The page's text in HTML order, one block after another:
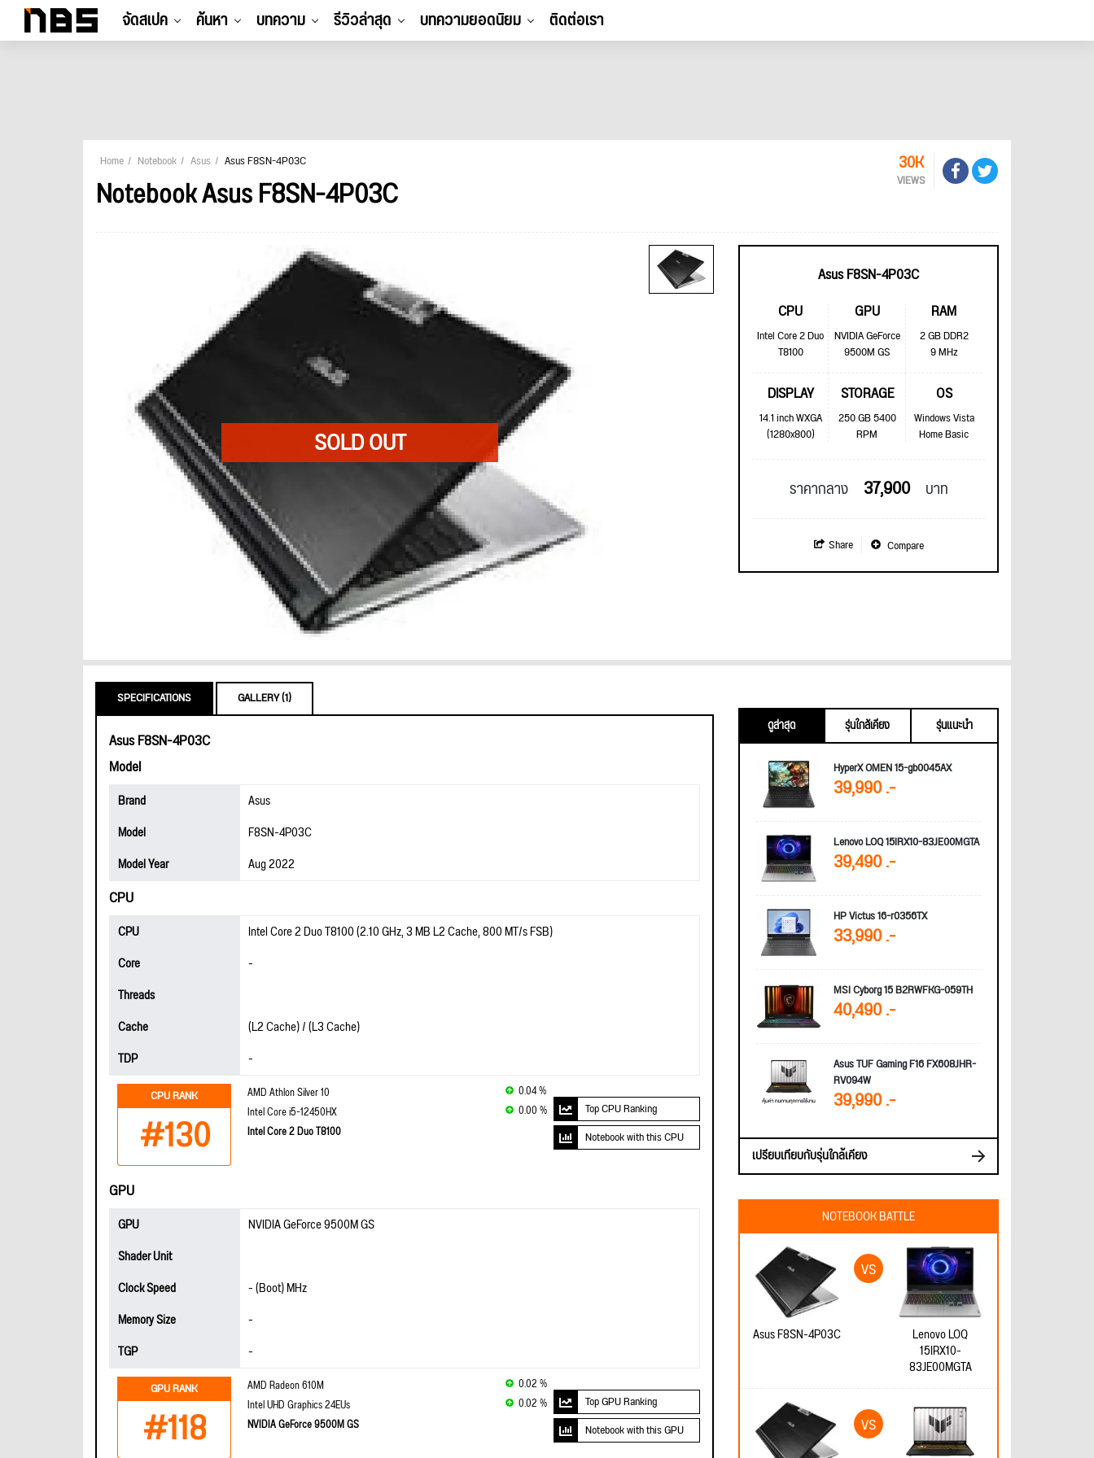
จัดสเปค ค้นหา บทความ รีวิวล่าสุด บทความยอดนิยม ติดต่อเรา
Home Notebook Asus Asus F8SN-4P03C
Notebook Asus F8SN-4P03C
30K
VIEWS
Asus F8SN-4P03C
CPU
Intel Core 2 Duo
T8100
GPU
NVIDIA GeForce
9500M GS
RAM
2 GB DDR2
9 MHz
DISPLAY
14.1 inch WXGA
(1280x800)
STORAGE
250 GB 5400
RPM
OS
Windows Vista
Home Basic
ราคากลาง 37,900 บาท
Share Compare
SPECIFICATIONS GALLERY (1)
Asus F8SN-4P03C
Model
Brand
Asus
Model
F8SN-4P03C
Model Year
Aug 2022
CPU
CPU
Intel Core 2 Duo T8100 (2.10 GHz, 3 MB L2 Cache, 800 MT/s FSB)
Core
-
Threads
Cache
(L2 Cache) / (L3 Cache)
TDP
-
CPU RANK
#130
AMD Athlon Silver 10
0.04 %
Intel Core i5-12450HX
0.00 %
Intel Core 2 Duo T8100
Top CPU Ranking
Notebook with this CPU
GPU
GPU
NVIDIA GeForce 9500M GS
Shader Unit
Clock Speed
- (Boot) MHz
Memory Size
-
TGP
-
GPU RANK
#118
AMD Radeon 610M
0.02 %
Intel UHD Graphics 24EUs
0.02 %
NVIDIA GeForce 9500M GS
Top GPU Ranking
Notebook with this GPU
ดูล่าสุด รุ่นใกล้เคียง
รุ่นแนะนำ
HyperX OMEN 15-gb0045AX
39,990 .-
Lenovo LOQ 15IRX10-83JE00MGTA
39,490 .-
HP Victus 16-r0356TX
33,990 .-
MSI Cyborg 15 B2RWFKG-059TH
40,490 .-
Asus TUF Gaming F16 FX608JHR-
RV094W
39,990 .-
เปรียบเทียบกับรุ่นใกล้เคียง
NOTEBOOK BATTLE
Asus F8SN-4P03C Lenovo LOQ
15IRX10-
83JE00MGTA